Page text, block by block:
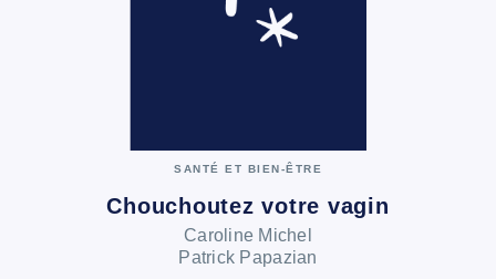
SANTÉ ET BIEN-ÊTRE
Chouchoutez votre vagin
Caroline Michel
Patrick Papazian